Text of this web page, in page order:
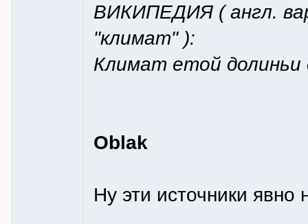
ВИКИПЕДИЯ ( англ.
"климат" ):
Климат етой долиньи
Oblak
Ну эти источники